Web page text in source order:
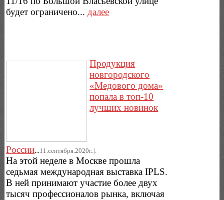
будет ограничено... далее
Продукция
новгородского
«Медового дома»
попала в топ-10
лучших новинок
России..11.сентября.2020г..|.
На этой неделе в Москве прошла
седьмая международная выставка IPLS.
В ней принимают участие более двух
тысяч профессионалов рынка, включая